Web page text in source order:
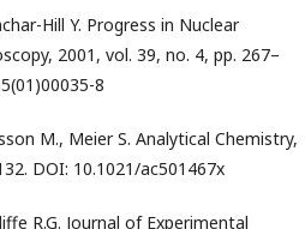
Hill Y. Progress in Nuclear
2001, vol. 39, no. 4, pp. 267–
8
M., Meier S. Analytical Chemistry,
DOI: 10.1021/ac501467x
R.G. Journal of Experimental